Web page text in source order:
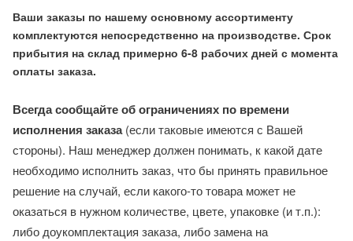
Ваши заказы по нашему основному ассортименту
комплектуются непосредственно на производстве. Срок
прибытия на склад примерно 6-8 рабочих дней с момента
оплаты заказа.
Всегда сообщайте об ограничениях по времени
исполнения заказа(если таковые имеются с Вашей
стороны). Наш менеджер должен понимать, к какой дате
необходимо исполнить заказ, что бы принять правильное
решение на случай, если какого-то товара может не
оказаться в нужном количестве, цвете, упаковке (и т.п.):
либо доукомплектация заказа, либо замена на